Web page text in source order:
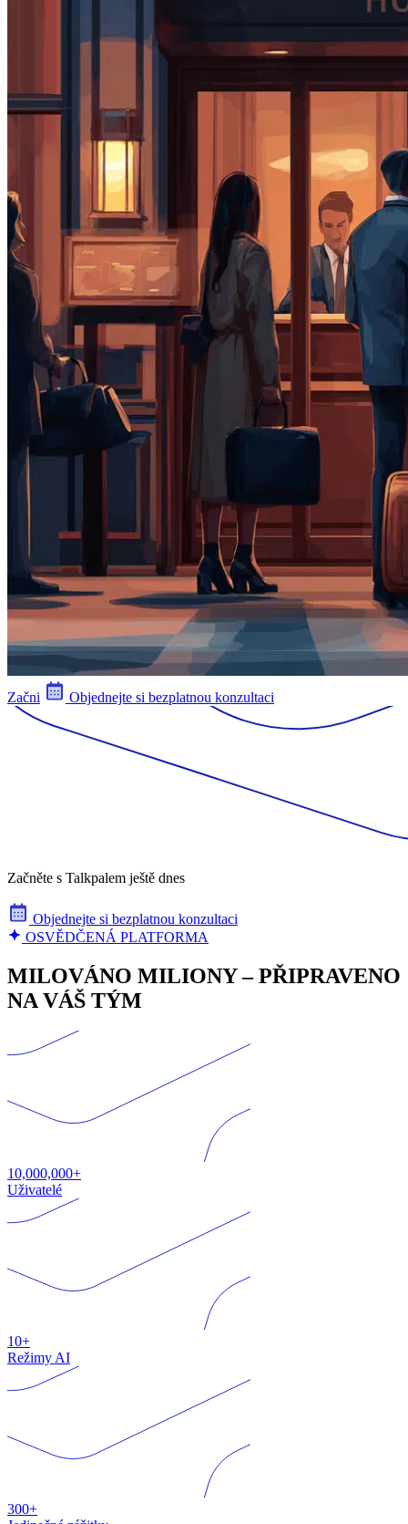
Začni Objednejte si bezplatnou konzultaci
Začněte s Talkpalem ještě dnes
Objednejte si bezplatnou konzultaci
OSVĚDČENÁ PLATFORMA
MILOVÁNO MILIONY – PŘIPRAVENO
NA VÁŠ TÝM
10,000,000+
Uživatelé
10+
Režimy AI
300+